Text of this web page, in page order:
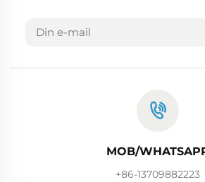
MOB/
+86-13709882223